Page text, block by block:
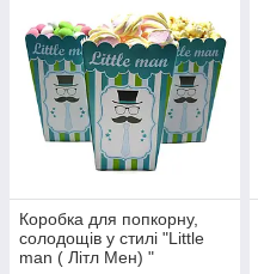
Коробка для попкорну,
солодощів у стилі "Little
man ( Літл Мен) "